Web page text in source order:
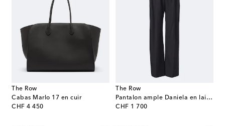
The Row
Cabas Marlo 17 en cuir
CHF 4 450
original price
The Row
Pantalon ample Daniela en laine vierge
CHF 1 700
original price